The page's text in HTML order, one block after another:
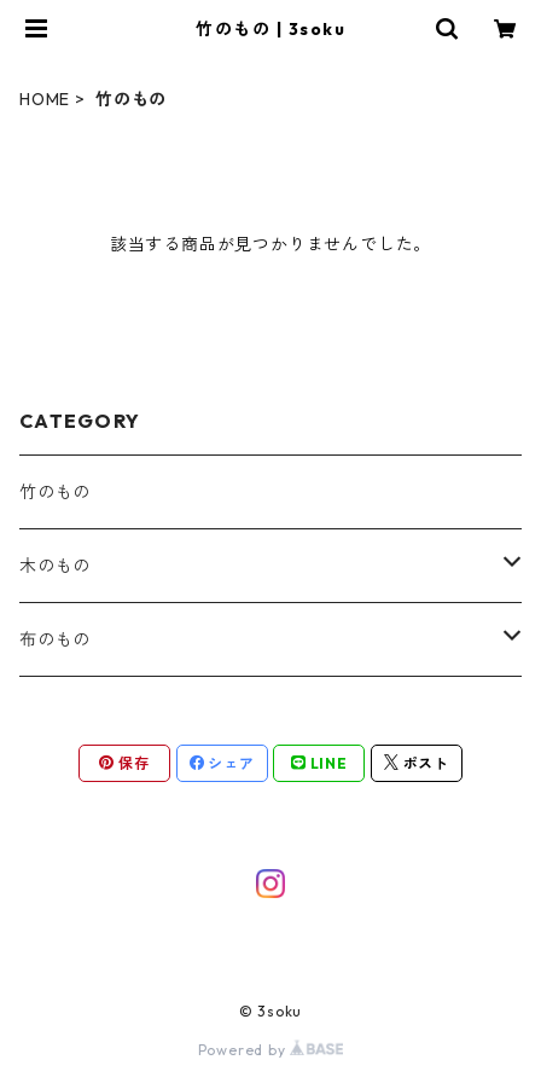
竹のもの | 3soku
HOME 竹のもの
該当する商品が見つかりませんでした。
CATEGORY
竹のもの
木のもの
カトラリー
布のもの
がま口財布
保存 シェア LINE ポスト
© 3soku
Powered by